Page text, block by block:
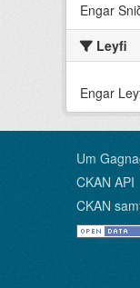
Engar
Leyfi
Engar
Um
CKAN API
CKAN